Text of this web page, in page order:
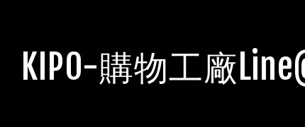
KIPO-購物工廠